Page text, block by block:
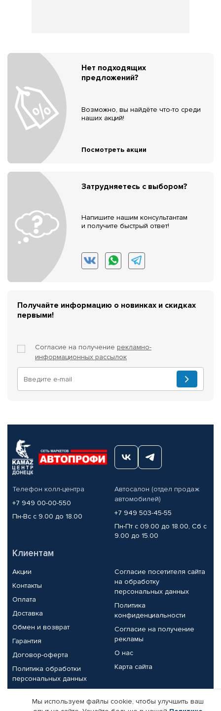
Нет подходящих
предложений?
Возможно, вы найдёте что-то среди
наших акций!
Посмотреть акции
Затрудняетесь с выбором?
Напишите нашим консультантам
и получите быстрый ответ!
Получайте информацию о новинках и скидках
первыми!
Согласие на получение рекламно-
информационных рассылок
Телефон колл-центра
+7 949 00-00-550
Пн-Вс с 9.00 до 18.00
Автосалон (отдел продаж
автомобилей)
+7 949 503-45-55
Пн-Пт с 09.00 до 18.00, Сб с
9.00 до 15.00
Клиентам
Акции
Контакты
Оплата
Доставка
Обмен и возврат
Гарантия
Договор-оферта
Политика обработки
персональных данных
Согласие посетителя сайта
на обработку
персональных данных
Политика
конфиденциальности
Согласие на получение
рекламы
О нас
Карта сайта
Партнерам
Мы используем файлы cookie, чтобы улучшить ваш